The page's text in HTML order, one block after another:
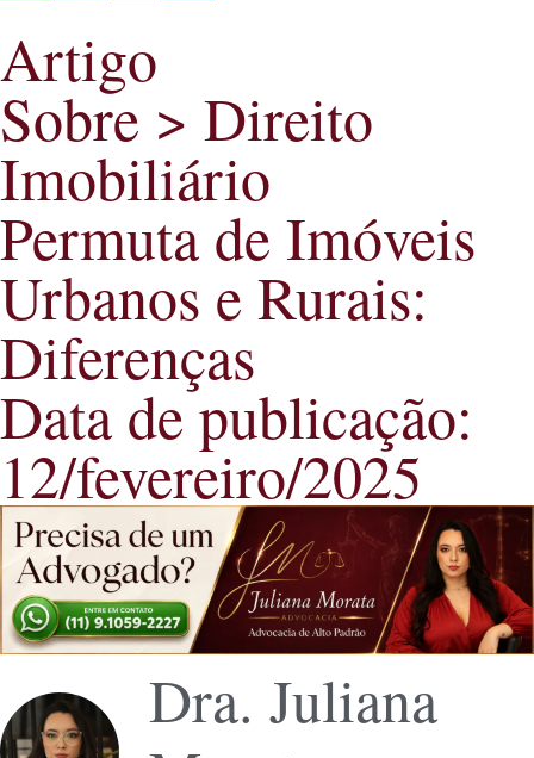
Artigo
Sobre > Direito
Imobiliário
Permuta de Imóveis
Urbanos e Rurais:
Diferenças
Data de publicação:
12/fevereiro/2025
Dra. Juliana